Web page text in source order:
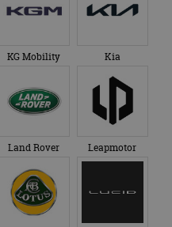
KG Mobility Kia
Land Rover Leapmotor